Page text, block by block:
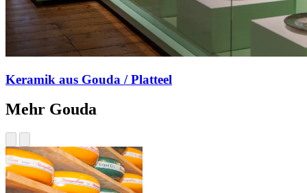
Keramik aus Gouda / Platteel
Mehr Gouda